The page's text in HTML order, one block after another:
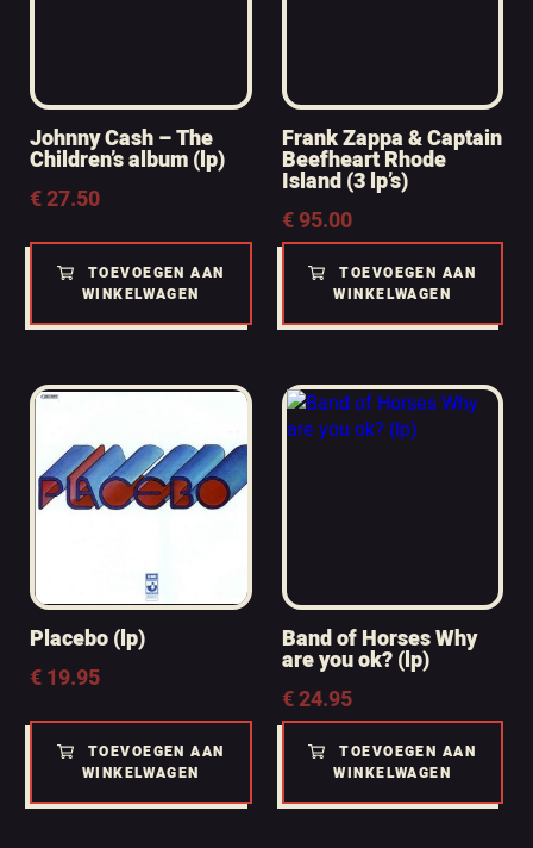
Johnny Cash – The
Children’s album (lp)
€27.50
TOEVOEGEN AAN
WINKELWAGEN
Frank Zappa & Captain
Beefheart Rhode
Island (3 lp’s)
€95.00
TOEVOEGEN AAN
WINKELWAGEN
Placebo (lp)
€19.95
TOEVOEGEN AAN
WINKELWAGEN
Band of Horses Why
are you ok? (lp)
€24.95
TOEVOEGEN AAN
WINKELWAGEN